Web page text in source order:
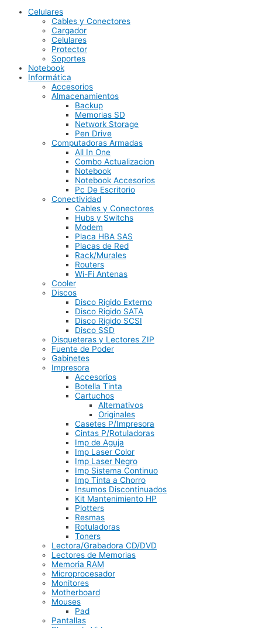
Celulares
Cables y Conectores
Cargador
Celulares
Protector
Soportes
Notebook
Informática
Accesorios
Almacenamientos
Backup
Memorias SD
Network Storage
Pen Drive
Computadoras Armadas
All In One
Combo Actualizacion
Notebook
Notebook Accesorios
Pc De Escritorio
Conectividad
Cables y Conectores
Hubs y Switchs
Modem
Placa HBA SAS
Placas de Red
Rack/Murales
Routers
Wi-Fi Antenas
Cooler
Discos
Disco Rigido Externo
Disco Rigido SATA
Disco Rigido SCSI
Disco SSD
Disqueteras y Lectores ZIP
Fuente de Poder
Gabinetes
Impresora
Accesorios
Botella Tinta
Cartuchos
Alternativos
Originales
Casetes P/Impresora
Cintas P/Rotuladoras
Imp de Aguja
Imp Laser Color
Imp Laser Negro
Imp Sistema Continuo
Imp Tinta a Chorro
Insumos Discontinuados
Kit Mantenimiento HP
Plotters
Resmas
Rotuladoras
Toners
Lectora/Grabadora CD/DVD
Lectores de Memorias
Memoria RAM
Microprocesador
Monitores
Motherboard
Mouses
Pad
Pantallas